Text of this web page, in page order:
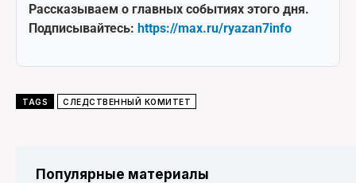
Рассказываем о главных событиях этого дня.
Подписывайтесь: https://max.ru/ryazan7info
TAGS СЛЕДСТВЕННЫЙ КОМИТЕТ
Популярные материалы